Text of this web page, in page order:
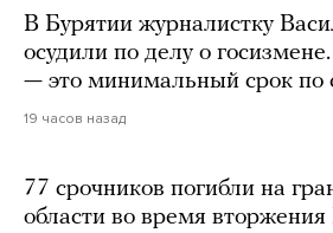
В Бурятии журналистку
осудили по делу о
— это минимальный срок по
19 часов назад
77 срочников погибли на
области во время